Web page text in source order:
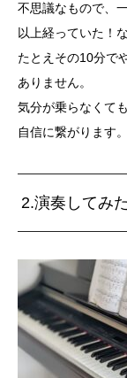
不思議なもので、
以上経っていた！
たとえその10分で
ありません。
気分が乗らなくて
自信に繋がります。
2.演奏してみ